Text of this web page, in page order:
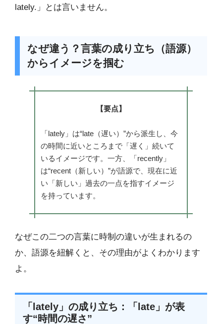
lately.」とは言いません。
なぜ違う？言葉の成り立ち（語源）
からイメージを掴む
【要点】
「lately」は“late（遅い）”から派生し、今
の時間に近いところまで「遅く」続いて
いるイメージです。一方、「recently」
は“recent（新しい）”が語源で、現在に近
い「新しい」過去の一点を指すイメージ
を持っています。
なぜこの二つの言葉に時制の違いが生まれるの
か、語源を紐解くと、その理由がよくわかります
よ。
「lately」の成り立ち：「late」が表
す“時間の遅さ”